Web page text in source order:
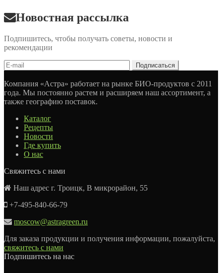
Новостная рассылка
Подпишитесь, чтобы получать советы, новости и
рекомендации
Компания «Астра» работает на рынке БИО-продуктов с 2011
года. Мы постоянно растем и расширяем наш ассортимент, а
также географию поставок.
Каталог
Рецепты
Новости
Где купить
О нас
Свяжитесь с нами
Наш адрес г. Троицк, В микрорайон, 55
+7-495-840-66-79
moscow@astragreen.ru
Для заказа продукции и получения информации, пожалуйста,
свяжитесь с нами
Подпишитесь на нас